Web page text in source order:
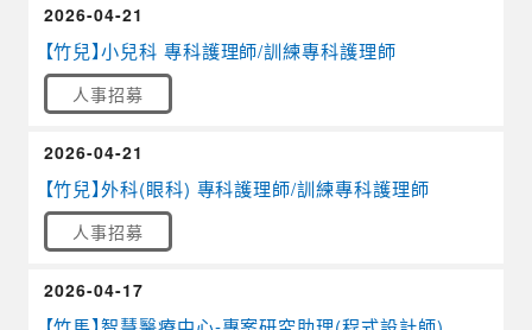
【竹兒】小兒科 專科護理師/訓練專科護理師
人事招募
2026-04-21
【竹兒】外科(眼科) 專科護理師/訓練專科護理師
人事招募
2026-04-21
2026-04-17